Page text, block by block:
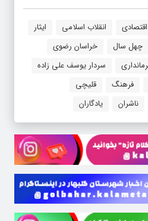
اقتصادی انقلاب اسلامی
ایثار
چهل سال
خراسان رضوی
سردار یوسف علی زاده
فرهنگ
قلیچی
ناشران یادگاران